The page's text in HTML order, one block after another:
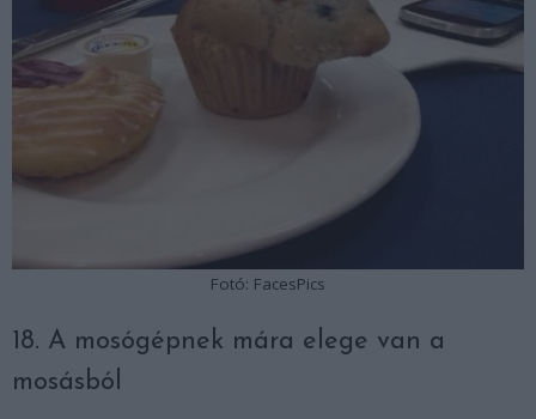
Fotó: FacesPics
18. A mosógépnek mára elege van a
mosásból